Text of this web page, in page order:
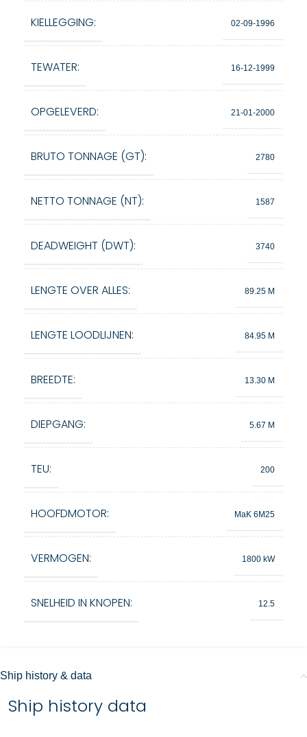
KIELLEGGING: 02-09-1996
TEWATER: 16-12-1999
OPGELEVERD: 21-01-2000
BRUTO TONNAGE (GT): 2780
NETTO TONNAGE (NT): 1587
DEADWEIGHT (DWT): 3740
LENGTE OVER ALLES: 89.25 M
LENGTE LOODLIJNEN: 84.95 M
BREEDTE: 13.30 M
DIEPGANG: 5.67 M
TEU: 200
HOOFDMOTOR: MaK 6M25
VERMOGEN: 1800 kW
SNELHEID IN KNOPEN: 12.5
Ship history & data
Ship history data